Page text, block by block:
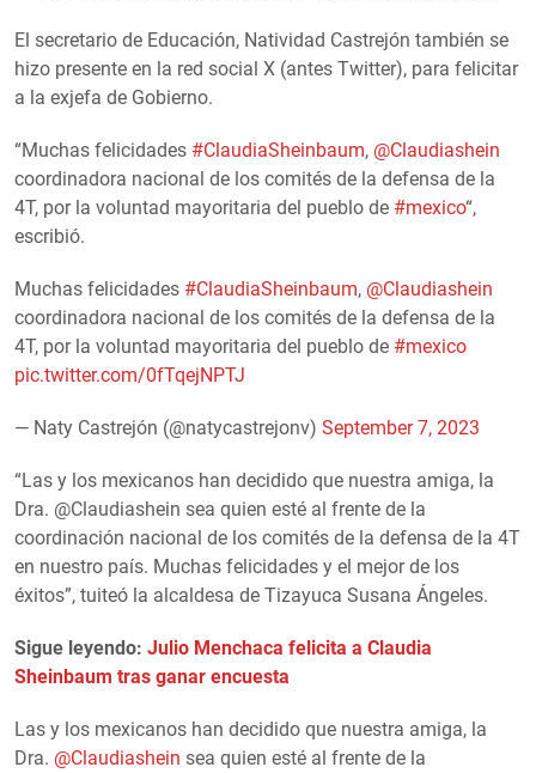
El secretario de Educación, Natividad Castrejón también se
hizo presente en la red social X (antes Twitter), para felicitar
a la exjefa de Gobierno.
“Muchas felicidades #ClaudiaSheinbaum, @Claudiashein
coordinadora nacional de los comités de la defensa de la
4T, por la voluntad mayoritaria del pueblo de #mexico“,
escribió.
Muchas felicidades #ClaudiaSheinbaum, @Claudiashein
coordinadora nacional de los comités de la defensa de la
4T, por la voluntad mayoritaria del pueblo de #mexico
pic.twitter.com/0fTqejNPTJ
— Naty Castrejón (@natycastrejonv) September 7, 2023
“Las y los mexicanos han decidido que nuestra amiga, la
Dra. @Claudiashein sea quien esté al frente de la
coordinación nacional de los comités de la defensa de la 4T
en nuestro país. Muchas felicidades y el mejor de los
éxitos”, tuiteó la alcaldesa de Tizayuca Susana Ángeles.
Sigue leyendo: Julio Menchaca felicita a Claudia
Sheinbaum tras ganar encuesta
Las y los mexicanos han decidido que nuestra amiga, la
Dra. @Claudiashein sea quien esté al frente de la